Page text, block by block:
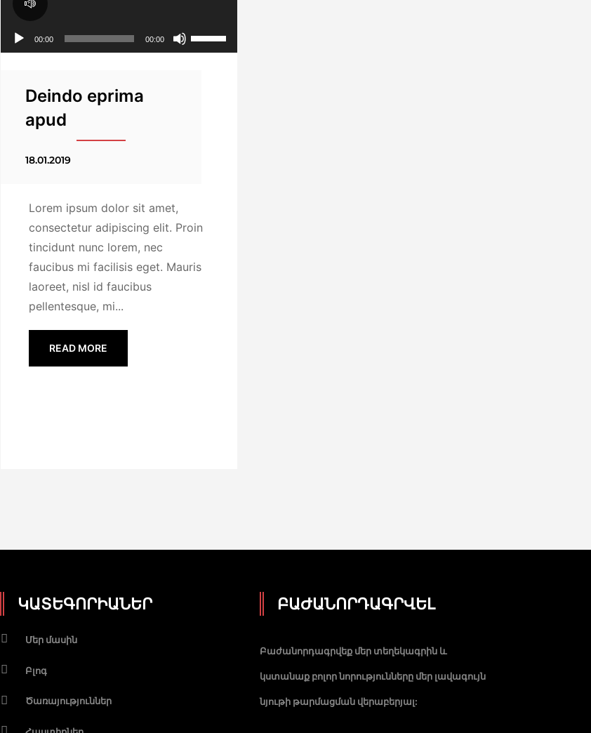
00:00 00:00
Deindo eprima
apud
18.01.2019
Lorem ipsum dolor sit amet,
consectetur adipiscing elit. Proin
tincidunt nunc lorem, nec
faucibus mi facilisis eget. Mauris
laoreet, nisl id faucibus
pellentesque, mi...
READ MORE
ԿԱՏԵԳՈՐԻԱՆԵՐ
Մեր մասին
Բլոգ
Ծառայություններ
ԲԱԺԱՆՈՐԴԱԳՐՎԵԼ
Բաժանորդագրվեք մեր տեղեկագրին և
կստանաք բոլոր նորությունները մեր լավագույն
նյութի թարմացման վերաբերյալ: